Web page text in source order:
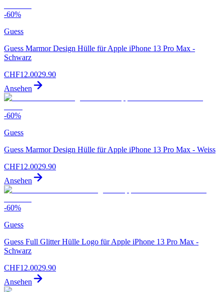
-60%
Guess
Guess Marmor Design Hülle für Apple iPhone 13 Pro Max -
Schwarz
CHF12.0029.90
Ansehen
-60%
Guess
Guess Marmor Design Hülle für Apple iPhone 13 Pro Max - Weiss
CHF12.0029.90
Ansehen
-60%
Guess
Guess Full Glitter Hülle Logo für Apple iPhone 13 Pro Max -
Schwarz
CHF12.0029.90
Ansehen